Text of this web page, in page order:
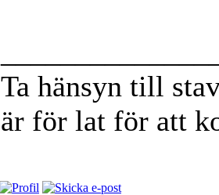
Ta hänsyn till
är för lat för att